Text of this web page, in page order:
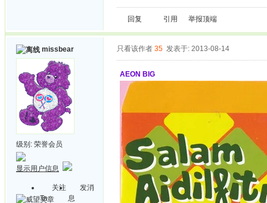
回复 引用 举报顶端
missbear
级别: 荣誉会员
显示用户信息
关注
Ta
发消
息
只看该作者 35 发表于: 2013-08-14
AEON BIG